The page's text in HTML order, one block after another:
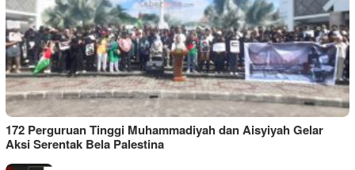
172 Perguruan Tinggi Muhammadiyah dan Aisyiyah Gelar
Aksi Serentak Bela Palestina